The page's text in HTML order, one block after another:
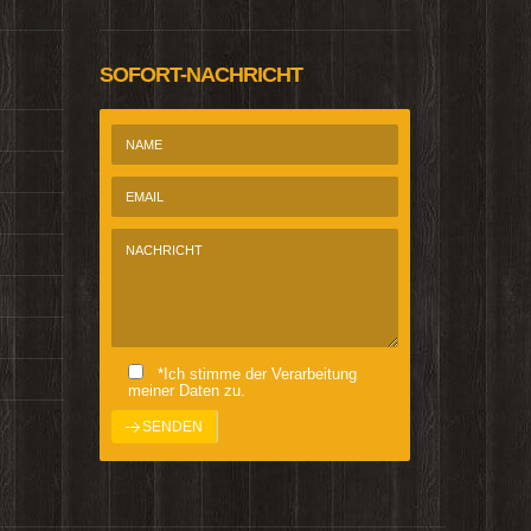
SOFORT-NACHRICHT
*Ich stimme der Verarbeitung
meiner Daten zu.